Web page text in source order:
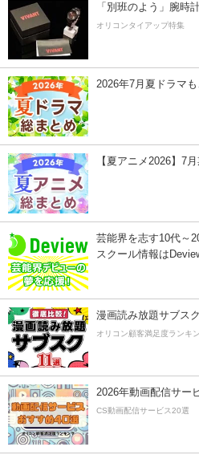
「別班のよう」腕時
オリコンタイアップ特集
2026年7月夏ドラマ
【夏アニメ2026】7
芸能界を志す10代～
スクール情報は
漫画読み放題サブス
オリコン顧客満足度ランキ
2026年動画配信サー
CS動画配信サービス20選